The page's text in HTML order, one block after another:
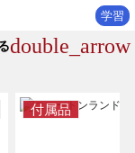
学習
double_arrow
付属品